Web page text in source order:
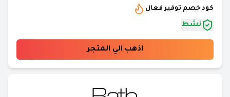
كود خصم توفير فعال
نشط
اذهب الي المتجر